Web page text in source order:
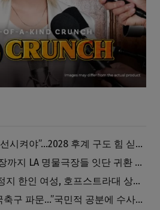
트럼프 “결국 밴스 당선시켜야”…2028 후계 구도 힘 싣나
90년 역사 브루인 극장까지 LA 명물극장들 잇단 귀환 … 할리웃 경기 살아났다
변호사 시험 도중 심정지 한인 여성, 호프스트라대 상대 소송
외신들도 주목한 한국축구 파문…”국민적 공분에 수사 재개”